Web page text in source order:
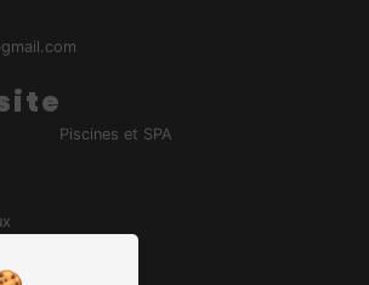
Piscines et SPA